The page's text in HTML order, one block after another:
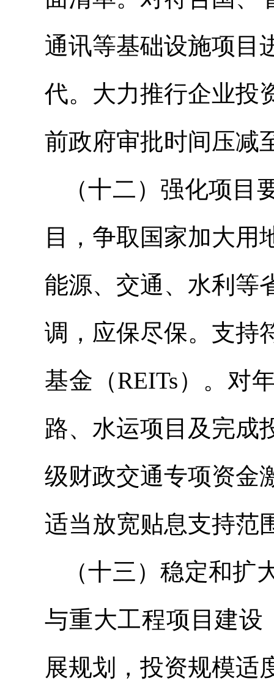
通讯等基础设施项目
代。大力推行企业投
前政府审批时间压减
（十二）强化项
目，争取国家加大用
能源、交通、水利等
调，应保尽保。支持
基金（REITs）。对
路、水运项目及完成
级财政交通专项资金
适当放宽贴息支持范
（十三）稳定和
与重大工程项目建设
展规划，投资规模适